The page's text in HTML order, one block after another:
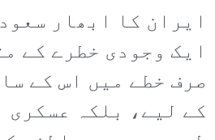
ایران کا ابھار
ایک وجودی خطرے کے
صرف خطے میں اس کے
کے لیے، بلکہ عسکری